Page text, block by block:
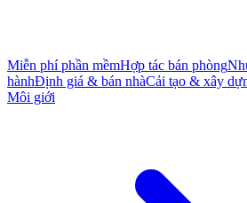
Miễn phí phần mềmHợp tác bán phòng
hànhĐịnh giá & bán nhàCải tạo & xây
Môi giới